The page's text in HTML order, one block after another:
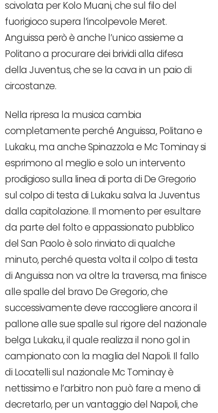
scivolata per Kolo Muani, che sul filo del
fuorigioco supera l’incolpevole Meret.
Anguissa però è anche l’unico assieme a
Politano a procurare dei brividi alla difesa
della Juventus, che se la cava in un paio di
circostanze.
Nella ripresa la musica cambia
completamente perché Anguissa, Politano e
Lukaku, ma anche Spinazzola e Mc Tominay si
esprimono al meglio e solo un intervento
prodigioso sulla linea di porta di De Gregorio
sul colpo di testa di Lukaku salva la Juventus
dalla capitolazione. Il momento per esultare
da parte del folto e appassionato pubblico
del San Paolo è solo rinviato di qualche
minuto, perché questa volta il colpo di testa
di Anguissa non va oltre la traversa, ma finisce
alle spalle del bravo De Gregorio, che
successivamente deve raccogliere ancora il
pallone alle sue spalle sul rigore del nazionale
belga Lukaku, il quale realizza il nono gol in
campionato con la maglia del Napoli. Il fallo
di Locatelli sul nazionale Mc Tominay è
nettissimo e l’arbitro non può fare a meno di
decretarlo, per un vantaggio del Napoli, che